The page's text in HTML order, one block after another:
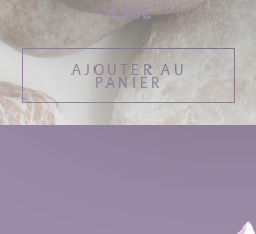
6,90€
AJOUTER AU
PANIER